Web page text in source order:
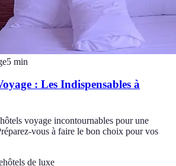
5 min
: Les Indispensables à
voyage incontournables pour une
vous à faire le bon choix pour vos
hôtels de luxe